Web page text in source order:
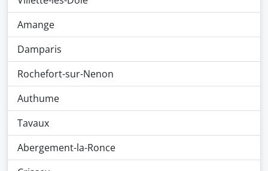
Amange
Damparis
Rochefort-sur-Nenon
Authume
Tavaux
Abergement-la-Ronce